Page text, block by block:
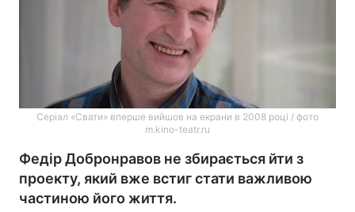
Серіал «Свати» вперше вийшов на екрани в 2008 році / фото
m.kino-teatr.ru
Федір Добронравов не збирається йти з
проекту, який вже встиг стати важливою
частиною його життя.